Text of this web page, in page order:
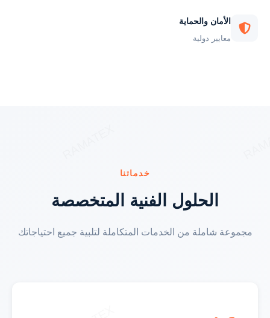
الأمان والحماية
معايير دولية
خدماتنا
الحلول الفنية المتخصصة
مجموعة شاملة من الخدمات المتكاملة لتلبية جميع احتياجاتك